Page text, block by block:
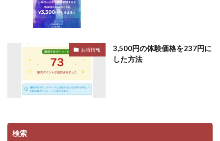
お得情報
3,500円の体験価格を237円に
した方法
検索